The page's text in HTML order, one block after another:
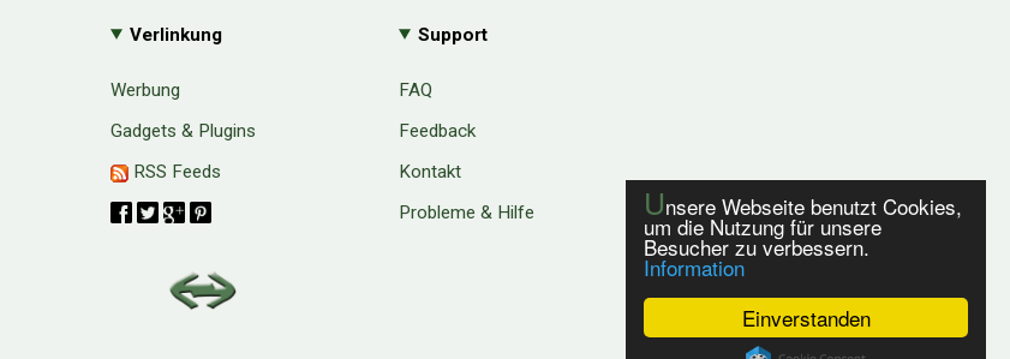
Einverstanden
Unsere Webseite benutzt Cookies,
um die Nutzung für unsere
Besucher zu verbessern.
Information
Verlinkung
Werbung
Gadgets & Plugins
RSS Feeds
Support
FAQ
Feedback
Kontakt
Probleme & Hilfe